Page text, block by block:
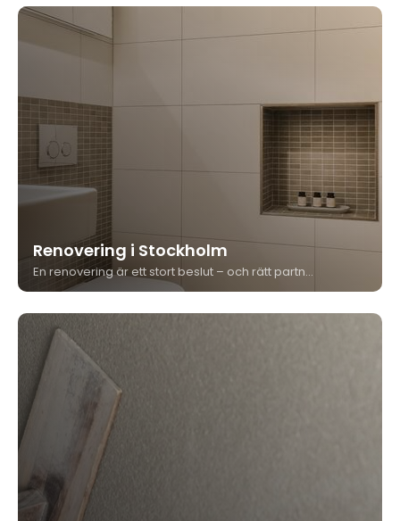
Renovering i Stockholm
En renovering är ett stort beslut – och rätt partner gör hela skillnaden. Kungshäll Måleri & Bygg utför renovering i Stockholm från golv till tak, med fast pris, egen projektledning och över 35 års erfarenhet i branschen.